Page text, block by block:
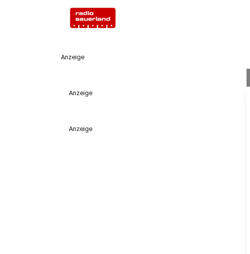
Anzeige
Anzeige
Anzeige